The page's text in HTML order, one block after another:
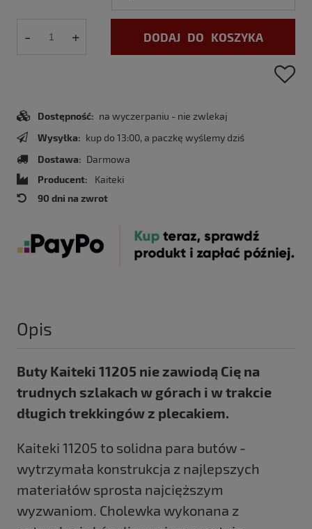
- + DODAJ DO KOSZYKA
Dostępność: na wyczerpaniu - nie zwlekaj
Wysyłka: kup do 13:00, a paczkę wyślemy dziś
Dostawa: Darmowa
Producent:
Kaiteki
90 dni na zwrot
Opis
Buty Kaiteki 11205 nie zawiodą Cię na
trudnych szlakach w górach i w trakcie
długich trekkingów z plecakiem.
Kaiteki 11205 to solidna para butów -
wytrzymała konstrukcja z najlepszych
materiałów sprosta najcięższym
wyzwaniom. Cholewka wykonana z